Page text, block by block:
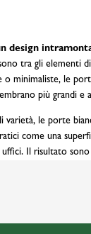
design
tra gli elementi
o minimaliste, le
più grandi
varietà, le porte
come una
Il risultato